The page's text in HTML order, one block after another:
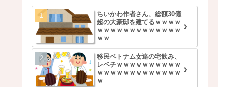
ちいかわ作者さん、総額30億
超の大豪邸を建てるｗｗｗｗ
ｗｗｗｗｗｗｗｗｗｗｗｗｗ
ｗｗ
移民ベトナム女達の宅飲み、
レベチｗｗｗｗｗｗｗｗｗｗ
ｗｗｗｗｗｗｗｗｗｗｗｗｗ
ｗ